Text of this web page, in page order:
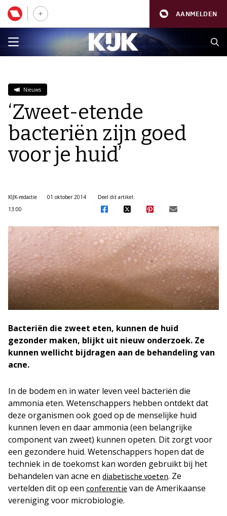
AANMELDEN
Nieuws
‘Zweet-etende
bacteriën zijn goed
voor je huid’
KIJK-redactie
01 oktober 2014
13:00
Deel dit artikel:
Bacteriën die zweet eten, kunnen de huid
gezonder maken, blijkt uit nieuw onderzoek. Ze
kunnen wellicht bijdragen aan de behandeling van
acne.
In de bodem en in water leven veel bacteriën die
ammonia eten. Wetenschappers hebben ontdekt dat
deze organismen ook goed op de menselijke huid
kunnen leven en daar ammonia (een belangrijke
component van zweet) kunnen opeten. Dit zorgt voor
een gezondere huid. Wetenschappers hopen dat de
techniek in de toekomst kan worden gebruikt bij het
behandelen van acne en diabetische voeten. Ze
vertelden dit op een conferentie van de Amerikaanse
vereniging voor microbiologie.